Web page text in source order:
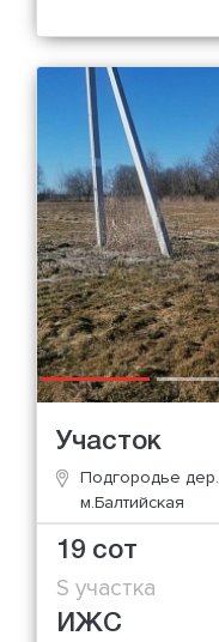
Участок
Подгородье дер.
м.Балтийская
19 сот
S участка
ИЖС